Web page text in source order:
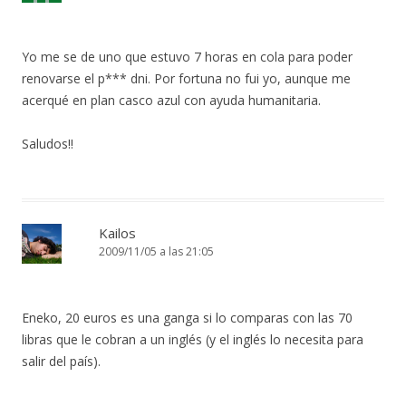
Yo me se de uno que estuvo 7 horas en cola para poder
renovarse el p*** dni. Por fortuna no fui yo, aunque me
acerqué en plan casco azul con ayuda humanitaria.
Saludos!!
Kailos
2009/11/05 a las 21:05
Eneko, 20 euros es una ganga si lo comparas con las 70
libras que le cobran a un inglés (y el inglés lo necesita para
salir del país).